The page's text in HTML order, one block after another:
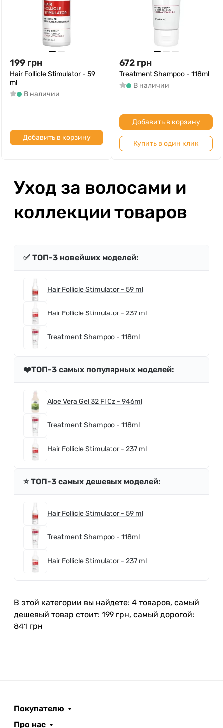
199 грн
Hair Follicle Stimulator - 59
ml
В наличии
Добавить в корзину
672 грн
Treatment Shampoo - 118ml
В наличии
Добавить в корзину
Купить в один клик
Уход за волосами и
коллекции товаров
✅ ТОП-3 новейших моделей:
Hair Follicle Stimulator - 59 ml
Hair Follicle Stimulator - 237 ml
Treatment Shampoo - 118ml
❤️ТОП-3 самых популярных моделей:
Aloe Vera Gel 32 Fl Oz - 946ml
Treatment Shampoo - 118ml
Hair Follicle Stimulator - 237 ml
⭐️ ТОП-3 самых дешевых моделей:
Hair Follicle Stimulator - 59 ml
Treatment Shampoo - 118ml
Hair Follicle Stimulator - 237 ml
В этой категории вы найдете: 4 товаров, самый
дешевый товар стоит: 199 грн, самый дорогой:
841 грн
Покупателю
Про нас